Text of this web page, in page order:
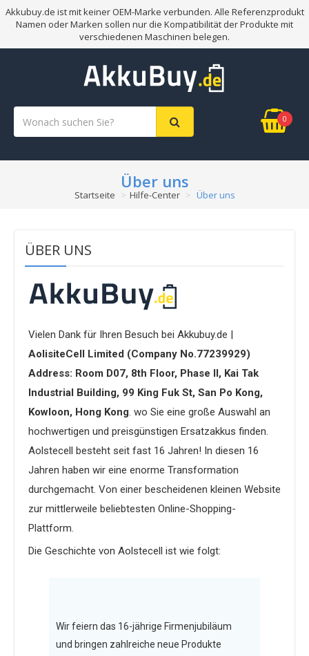
Akkubuy.de ist mit keiner OEM-Marke verbunden. Alle Referenzprodukt
Namen oder Marken sollen nur die Kompatibilität der Produkte mit
verschiedenen Maschinen belegen.
0
Über uns
Startseite Hilfe-Center Über uns
ÜBER UNS
Vielen Dank für Ihren Besuch bei Akkubuy.de |
AolisiteCell Limited (Company No.77239929)
Address: Room D07, 8th Floor, Phase II, Kai Tak
Industrial Building, 99 King Fuk St, San Po Kong,
Kowloon, Hong Kong. wo Sie eine große Auswahl an
hochwertigen und preisgünstigen Ersatzakkus finden.
Aolstecell besteht seit fast 16 Jahren! In diesen 16
Jahren haben wir eine enorme Transformation
durchgemacht. Von einer bescheidenen kleinen Website
zur mittlerweile beliebtesten Online-Shopping-
Plattform.
Die Geschichte von Aolstecell ist wie folgt:
Wir feiern das 16-jährige Firmenjubiläum
und bringen zahlreiche neue Produkte